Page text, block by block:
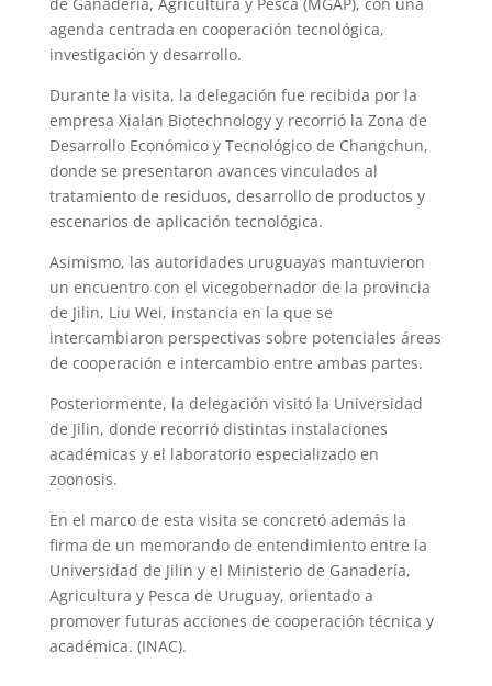
agenda centrada en cooperación tecnológica,
investigación y desarrollo.
Durante la visita, la delegación fue recibida por la
empresa Xialan Biotechnology y recorrió la Zona de
Desarrollo Económico y Tecnológico de Changchun,
donde se presentaron avances vinculados al
tratamiento de residuos, desarrollo de productos y
escenarios de aplicación tecnológica.
Asimismo, las autoridades uruguayas mantuvieron
un encuentro con el vicegobernador de la provincia
de Jilin, Liu Wei, instancia en la que se
intercambiaron perspectivas sobre potenciales áreas
de cooperación e intercambio entre ambas partes.
Posteriormente, la delegación visitó la Universidad
de Jilin, donde recorrió distintas instalaciones
académicas y el laboratorio especializado en
zoonosis.
En el marco de esta visita se concretó además la
firma de un memorando de entendimiento entre la
Universidad de Jilin y el Ministerio de Ganadería,
Agricultura y Pesca de Uruguay, orientado a
promover futuras acciones de cooperación técnica y
académica. (INAC).